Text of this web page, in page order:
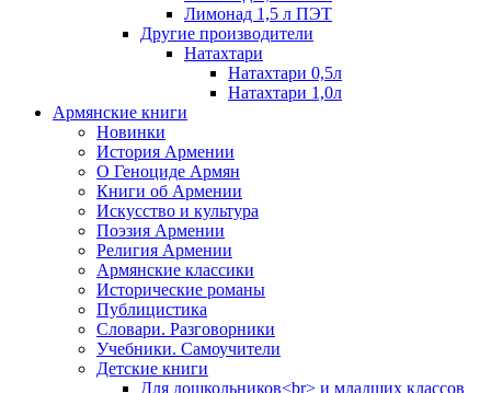
Лимонад 1,5 л ПЭТ
Другие производители
Натахтари
Натахтари 0,5л
Натахтари 1,0л
Армянские книги
Новинки
История Армении
О Геноциде Армян
Книги об Армении
Иcкусство и культура
Поэзия Армении
Религия Армении
Армянские классики
Исторические романы
Публицистика
Словари. Разговорники
Учебники. Самоучители
Детские книги
Для дошкольников<br> и младших классов